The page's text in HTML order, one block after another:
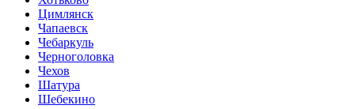
Цимлянск
Чапаевск
Чебаркуль
Черноголовка
Чехов
Шатура
Шебекино